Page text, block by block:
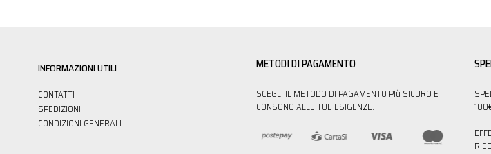
INFORMAZIONI UTILI
CONTATTI
SPEDIZIONI
CONDIZIONI GENERALI
METODI DI PAGAMENTO
SCEGLI IL METODO DI PAGAMENTO PIù SICURO E
CONSONO ALLE TUE ESIGENZE.